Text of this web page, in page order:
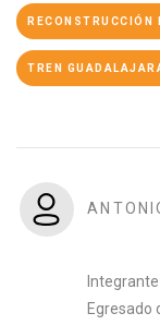
RECONSTRUCCIÓN
TREN
Egresado